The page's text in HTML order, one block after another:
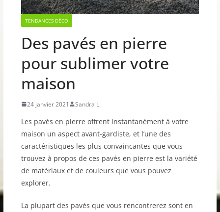
TENDANCES DÉCO
Des pavés en pierre
pour sublimer votre
maison
24 janvier 2021 Sandra L.
Les pavés en pierre offrent instantanément à votre
maison un aspect avant-gardiste, et l’une des
caractéristiques les plus convaincantes que vous
trouvez à propos de ces pavés en pierre est la variété
de matériaux et de couleurs que vous pouvez
explorer.
La plupart des pavés que vous rencontrerez sont en